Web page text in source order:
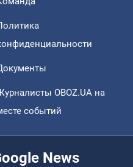
OBOZ.UA на
событий
News